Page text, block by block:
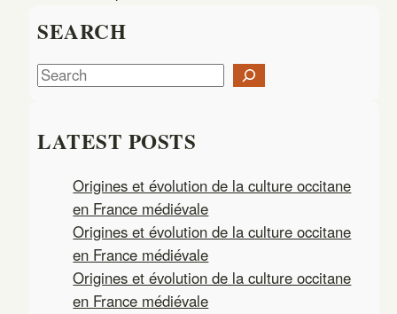
SEARCH
S
r
LATEST POSTS
Origines et évolution de la culture occitane
en France médiévale
Origines et évolution de la culture occitane
en France médiévale
Origines et évolution de la culture occitane
en France médiévale